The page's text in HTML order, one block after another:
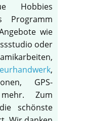
Hobbies
Programm
wie
oder
,
GPS-
Zum
schönste